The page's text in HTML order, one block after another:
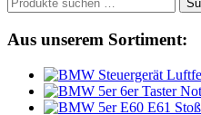
nach:
Aus unserem Sortiment: